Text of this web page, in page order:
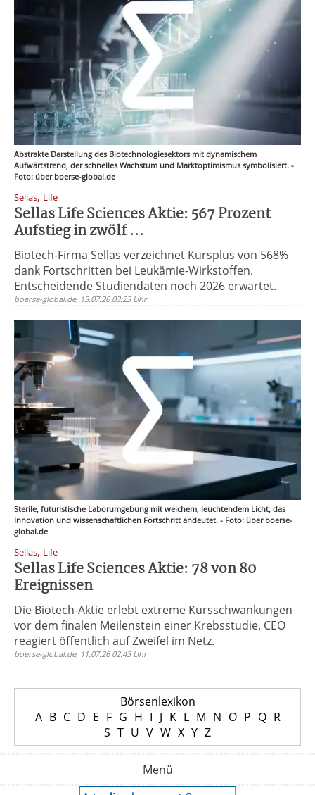
Abstrakte Darstellung des Biotechnologiesektors mit dynamischem
Aufwärtstrend, der schnelles Wachstum und Marktoptimismus symbolisiert. -
Foto: über boerse-global.de
Sellas, Life
Sellas Life Sciences Aktie: 567 Prozent
Aufstieg in zwölf ...
Biotech-Firma Sellas verzeichnet Kursplus von 568%
dank Fortschritten bei Leukämie-Wirkstoffen.
Entscheidende Studiendaten noch 2026 erwartet.
boerse-global.de, 13.07.26 03:23 Uhr
Sterile, futuristische Laborumgebung mit weichem, leuchtendem Licht, das
Innovation und wissenschaftlichen Fortschritt andeutet. - Foto: über boerse-
global.de
Sellas, Life
Sellas Life Sciences Aktie: 78 von 80
Ereignissen
Die Biotech-Aktie erlebt extreme Kursschwankungen
vor dem finalen Meilenstein einer Krebsstudie. CEO
reagiert öffentlich auf Zweifel im Netz.
boerse-global.de, 11.07.26 02:43 Uhr
Börsenlexikon
A B C D E F G H I J K L M N O P Q R
S T U V W X Y Z
Menü